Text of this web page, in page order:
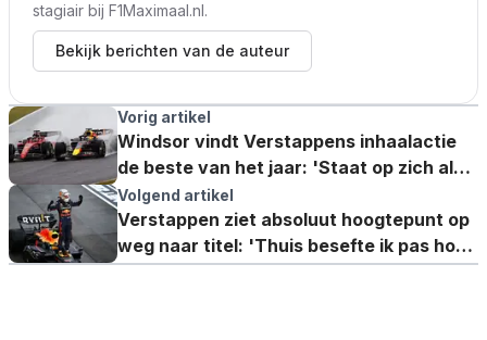
stagiair bij F1Maximaal.nl.
Bekijk berichten van de auteur
Vorig artikel
Windsor vindt Verstappens inhaalactie
de beste van het jaar: 'Staat op zich als
hét moment'
Volgend artikel
Verstappen ziet absoluut hoogtepunt op
weg naar titel: 'Thuis besefte ik pas hoe
perfect het was'